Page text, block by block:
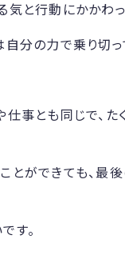
気と行動にかかわ
自分の力で乗り切
仕事とも同じで、た
とができても、最
す。